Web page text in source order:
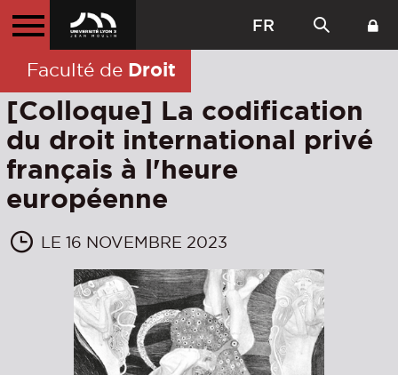
FR
Faculté de Droit
[Colloque] La codification
du droit international privé
français à l'heure
européenne
LE 16 NOVEMBRE 2023